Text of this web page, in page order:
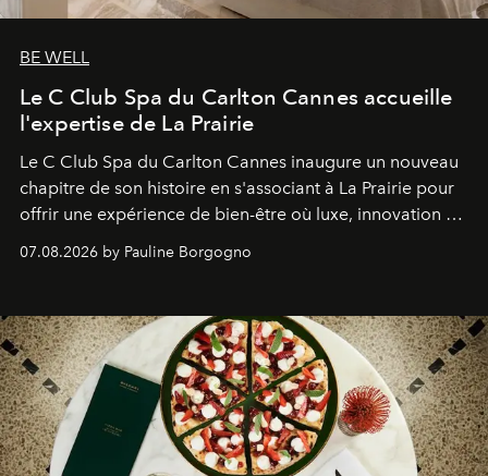
BE WELL
Le C Club Spa du Carlton Cannes accueille
l'expertise de La Prairie
Le C Club Spa du Carlton Cannes inaugure un nouveau
chapitre de son histoire en s'associant à La Prairie pour
offrir une expérience de bien-être où luxe, innovation et
07.08.2026 by Pauline Borgogno